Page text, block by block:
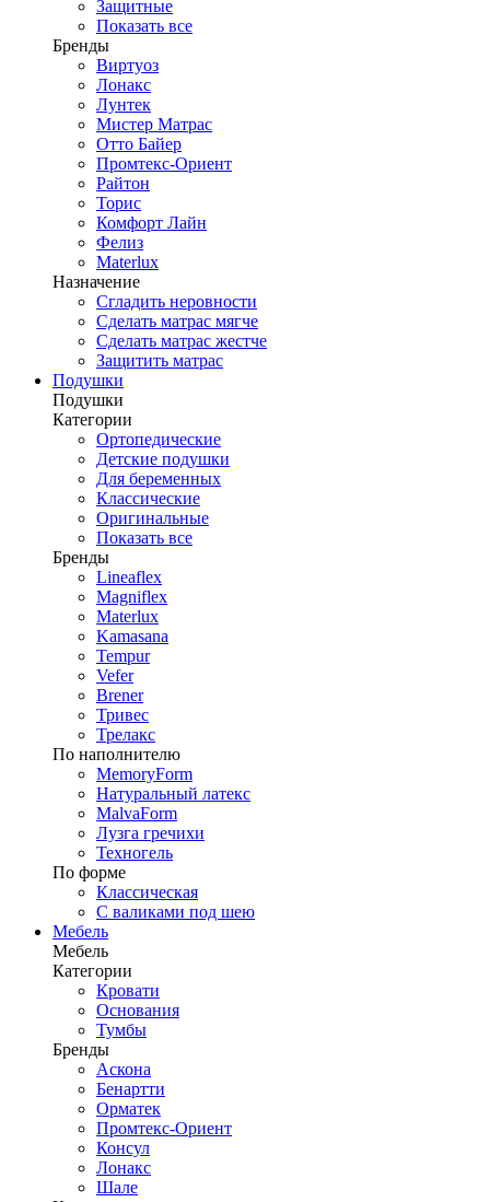
Защитные
Показать все
Бренды
Виртуоз
Лонакс
Лунтек
Мистер Матрас
Отто Байер
Промтекс-Ориент
Райтон
Торис
Комфорт Лайн
Фелиз
Materlux
Назначение
Сгладить неровности
Сделать матрас мягче
Сделать матрас жестче
Защитить матрас
Подушки
Подушки
Категории
Ортопедические
Детские подушки
Для беременных
Классические
Оригинальные
Показать все
Бренды
Lineaflex
Magniflex
Materlux
Kamasana
Tempur
Vefer
Brener
Тривес
Трелакс
По наполнителю
MemoryForm
Натуральный латекс
MalvaForm
Лузга гречихи
Техногель
По форме
Классическая
С валиками под шею
Мебель
Мебель
Категории
Кровати
Основания
Тумбы
Бренды
Аскона
Бенартти
Орматек
Промтекс-Ориент
Консул
Лонакс
Шале